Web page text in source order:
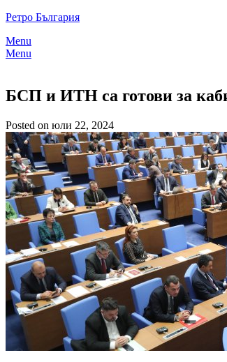
Skip
content
Ретро България
Menu
Menu
БСП и ИТН са готови за
Posted on юли 22, 2024